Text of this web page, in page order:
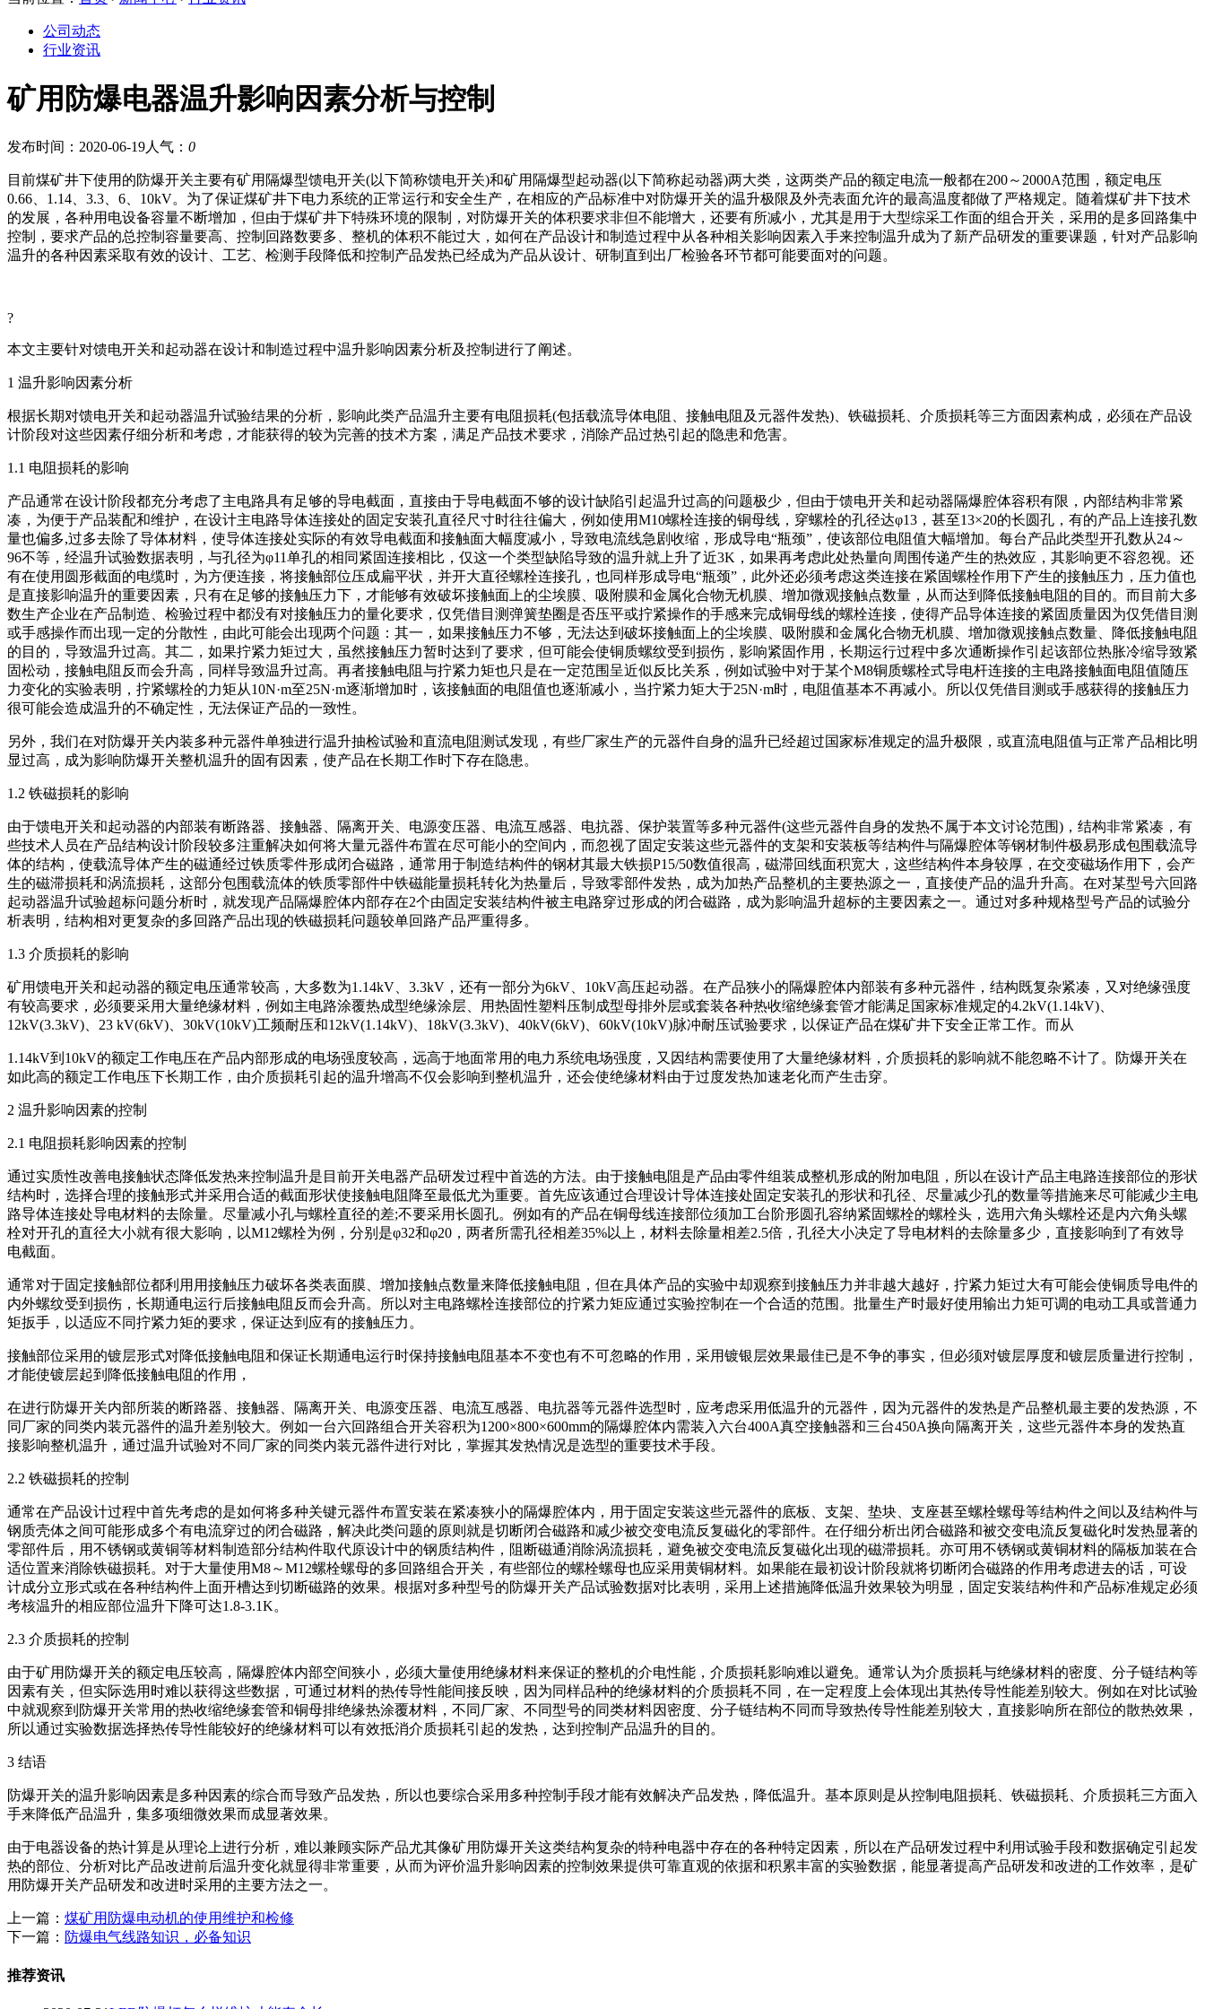
公司动态
行业资讯
矿用防爆电器温升影响因素分析与控制
发布时间：2020-06-19人气： 0
目前煤矿井下使用的防爆开关主要有矿用隔爆型馈电开关(以下简称馈电开关)和矿用隔爆型起动器(以下简称起动器)两大类，这两类产品的额定电流一般都在200～2000A范围，额定电压
0.66、1.14、3.3、6、10kV。为了保证煤矿井下电力系统的正常运行和安全生产，在相应的产品标准中对防爆开关的温升极限及外壳表面允许的最高温度都做了严格规定。随着煤矿井下技术
的发展，各种用电设备容量不断增加，但由于煤矿井下特殊环境的限制，对防爆开关的体积要求非但不能增大，还要有所减小，尤其是用于大型综采工作面的组合开关，采用的是多回路集中
控制，要求产品的总控制容量要高、控制回路数要多、整机的体积不能过大，如何在产品设计和制造过程中从各种相关影响因素入手来控制温升成为了新产品研发的重要课题，针对产品影响
温升的各种因素采取有效的设计、工艺、检测手段降低和控制产品发热已经成为产品从设计、研制直到出厂检验各环节都可能要面对的问题。
?
本文主要针对馈电开关和起动器在设计和制造过程中温升影响因素分析及控制进行了阐述。
1 温升影响因素分析
根据长期对馈电开关和起动器温升试验结果的分析，影响此类产品温升主要有电阻损耗(包括载流导体电阻、接触电阻及元器件发热)、铁磁损耗、介质损耗等三方面因素构成，必须在产品设
计阶段对这些因素仔细分析和考虑，才能获得的较为完善的技术方案，满足产品技术要求，消除产品过热引起的隐患和危害。
1.1 电阻损耗的影响
产品通常在设计阶段都充分考虑了主电路具有足够的导电截面，直接由于导电截面不够的设计缺陷引起温升过高的问题极少，但由于馈电开关和起动器隔爆腔体容积有限，内部结构非常紧
凑，为便于产品装配和维护，在设计主电路导体连接处的固定安装孔直径尺寸时往往偏大，例如使用M10螺栓连接的铜母线，穿螺栓的孔径达φ13，甚至13×20的长圆孔，有的产品上连接孔数
量也偏多,过多去除了导体材料，使导体连接处实际的有效导电截面和接触面大幅度减小，导致电流线急剧收缩，形成导电“瓶颈”，使该部位电阻值大幅增加。每台产品此类型开孔数从24～
96不等，经温升试验数据表明，与孔径为φ11单孔的相同紧固连接相比，仅这一个类型缺陷导致的温升就上升了近3K，如果再考虑此处热量向周围传递产生的热效应，其影响更不容忽视。还
有在使用圆形截面的电缆时，为方便连接，将接触部位压成扁平状，并开大直径螺栓连接孔，也同样形成导电“瓶颈”，此外还必须考虑这类连接在紧固螺栓作用下产生的接触压力，压力值也
是直接影响温升的重要因素，只有在足够的接触压力下，才能够有效破坏接触面上的尘埃膜、吸附膜和金属化合物无机膜、增加微观接触点数量，从而达到降低接触电阻的目的。而目前大多
数生产企业在产品制造、检验过程中都没有对接触压力的量化要求，仅凭借目测弹簧垫圈是否压平或拧紧操作的手感来完成铜母线的螺栓连接，使得产品导体连接的紧固质量因为仅凭借目测
或手感操作而出现一定的分散性，由此可能会出现两个问题：其一，如果接触压力不够，无法达到破坏接触面上的尘埃膜、吸附膜和金属化合物无机膜、增加微观接触点数量、降低接触电阻
的目的，导致温升过高。其二，如果拧紧力矩过大，虽然接触压力暂时达到了要求，但可能会使铜质螺纹受到损伤，影响紧固作用，长期运行过程中多次通断操作引起该部位热胀冷缩导致紧
固松动，接触电阻反而会升高，同样导致温升过高。再者接触电阻与拧紧力矩也只是在一定范围呈近似反比关系，例如试验中对于某个M8铜质螺栓式导电杆连接的主电路接触面电阻值随压
力变化的实验表明，拧紧螺栓的力矩从10N·m至25N·m逐渐增加时，该接触面的电阻值也逐渐减小，当拧紧力矩大于25N·m时，电阻值基本不再减小。所以仅凭借目测或手感获得的接触压力
很可能会造成温升的不确定性，无法保证产品的一致性。
另外，我们在对防爆开关内装多种元器件单独进行温升抽检试验和直流电阻测试发现，有些厂家生产的元器件自身的温升已经超过国家标准规定的温升极限，或直流电阻值与正常产品相比明
显过高，成为影响防爆开关整机温升的固有因素，使产品在长期工作时下存在隐患。
1.2 铁磁损耗的影响
由于馈电开关和起动器的内部装有断路器、接触器、隔离开关、电源变压器、电流互感器、电抗器、保护装置等多种元器件(这些元器件自身的发热不属于本文讨论范围)，结构非常紧凑，有
些技术人员在产品结构设计阶段较多注重解决如何将大量元器件布置在尽可能小的空间内，而忽视了固定安装这些元器件的支架和安装板等结构件与隔爆腔体等钢材制件极易形成包围载流导
体的结构，使载流导体产生的磁通经过铁质零件形成闭合磁路，通常用于制造结构件的钢材其最大铁损P15/50数值很高，磁滞回线面积宽大，这些结构件本身较厚，在交变磁场作用下，会产
生的磁滞损耗和涡流损耗，这部分包围载流体的铁质零部件中铁磁能量损耗转化为热量后，导致零部件发热，成为加热产品整机的主要热源之一，直接使产品的温升升高。在对某型号六回路
起动器温升试验超标问题分析时，就发现产品隔爆腔体内部存在2个由固定安装结构件被主电路穿过形成的闭合磁路，成为影响温升超标的主要因素之一。通过对多种规格型号产品的试验分
析表明，结构相对更复杂的多回路产品出现的铁磁损耗问题较单回路产品严重得多。
1.3 介质损耗的影响
矿用馈电开关和起动器的额定电压通常较高，大多数为1.14kV、3.3kV，还有一部分为6kV、10kV高压起动器。在产品狭小的隔爆腔体内部装有多种元器件，结构既复杂紧凑，又对绝缘强度
有较高要求，必须要采用大量绝缘材料，例如主电路涂覆热成型绝缘涂层、用热固性塑料压制成型母排外层或套装各种热收缩绝缘套管才能满足国家标准规定的4.2kV(1.14kV)、
12kV(3.3kV)、23 kV(6kV)、30kV(10kV)工频耐压和12kV(1.14kV)、18kV(3.3kV)、40kV(6kV)、60kV(10kV)脉冲耐压试验要求，以保证产品在煤矿井下安全正常工作。而从
1.14kV到10kV的额定工作电压在产品内部形成的电场强度较高，远高于地面常用的电力系统电场强度，又因结构需要使用了大量绝缘材料，介质损耗的影响就不能忽略不计了。防爆开关在
如此高的额定工作电压下长期工作，由介质损耗引起的温升增高不仅会影响到整机温升，还会使绝缘材料由于过度发热加速老化而产生击穿。
2 温升影响因素的控制
2.1 电阻损耗影响因素的控制
通过实质性改善电接触状态降低发热来控制温升是目前开关电器产品研发过程中首选的方法。由于接触电阻是产品由零件组装成整机形成的附加电阻，所以在设计产品主电路连接部位的形状
结构时，选择合理的接触形式并采用合适的截面形状使接触电阻降至最低尤为重要。首先应该通过合理设计导体连接处固定安装孔的形状和孔径、尽量减少孔的数量等措施来尽可能减少主电
路导体连接处导电材料的去除量。尽量减小孔与螺栓直径的差;不要采用长圆孔。例如有的产品在铜母线连接部位须加工台阶形圆孔容纳紧固螺栓的螺栓头，选用六角头螺栓还是内六角头螺
栓对开孔的直径大小就有很大影响，以M12螺栓为例，分别是φ32和φ20，两者所需孔径相差35%以上，材料去除量相差2.5倍，孔径大小决定了导电材料的去除量多少，直接影响到了有效导
电截面。
通常对于固定接触部位都利用用接触压力破坏各类表面膜、增加接触点数量来降低接触电阻，但在具体产品的实验中却观察到接触压力并非越大越好，拧紧力矩过大有可能会使铜质导电件的
内外螺纹受到损伤，长期通电运行后接触电阻反而会升高。所以对主电路螺栓连接部位的拧紧力矩应通过实验控制在一个合适的范围。批量生产时最好使用输出力矩可调的电动工具或普通力
矩扳手，以适应不同拧紧力矩的要求，保证达到应有的接触压力。
接触部位采用的镀层形式对降低接触电阻和保证长期通电运行时保持接触电阻基本不变也有不可忽略的作用，采用镀银层效果最佳已是不争的事实，但必须对镀层厚度和镀层质量进行控制，
才能使镀层起到降低接触电阻的作用，
在进行防爆开关内部所装的断路器、接触器、隔离开关、电源变压器、电流互感器、电抗器等元器件选型时，应考虑采用低温升的元器件，因为元器件的发热是产品整机最主要的发热源，不
同厂家的同类内装元器件的温升差别较大。例如一台六回路组合开关容积为1200×800×600mm的隔爆腔体内需装入六台400A真空接触器和三台450A换向隔离开关，这些元器件本身的发热直
接影响整机温升，通过温升试验对不同厂家的同类内装元器件进行对比，掌握其发热情况是选型的重要技术手段。
2.2 铁磁损耗的控制
通常在产品设计过程中首先考虑的是如何将多种关键元器件布置安装在紧凑狭小的隔爆腔体内，用于固定安装这些元器件的底板、支架、垫块、支座甚至螺栓螺母等结构件之间以及结构件与
钢质壳体之间可能形成多个有电流穿过的闭合磁路，解决此类问题的原则就是切断闭合磁路和减少被交变电流反复磁化的零部件。在仔细分析出闭合磁路和被交变电流反复磁化时发热显著的
零部件后，用不锈钢或黄铜等材料制造部分结构件取代原设计中的钢质结构件，阻断磁通消除涡流损耗，避免被交变电流反复磁化出现的磁滞损耗。亦可用不锈钢或黄铜材料的隔板加装在合
适位置来消除铁磁损耗。对于大量使用M8～M12螺栓螺母的多回路组合开关，有些部位的螺栓螺母也应采用黄铜材料。如果能在最初设计阶段就将切断闭合磁路的作用考虑进去的话，可设
计成分立形式或在各种结构件上面开槽达到切断磁路的效果。根据对多种型号的防爆开关产品试验数据对比表明，采用上述措施降低温升效果较为明显，固定安装结构件和产品标准规定必须
考核温升的相应部位温升下降可达1.8-3.1K。
2.3 介质损耗的控制
由于矿用防爆开关的额定电压较高，隔爆腔体内部空间狭小，必须大量使用绝缘材料来保证的整机的介电性能，介质损耗影响难以避免。通常认为介质损耗与绝缘材料的密度、分子链结构等
因素有关，但实际选用时难以获得这些数据，可通过材料的热传导性能间接反映，因为同样品种的绝缘材料的介质损耗不同，在一定程度上会体现出其热传导性能差别较大。例如在对比试验
中就观察到防爆开关常用的热收缩绝缘套管和铜母排绝缘热涂覆材料，不同厂家、不同型号的同类材料因密度、分子链结构不同而导致热传导性能差别较大，直接影响所在部位的散热效果，
所以通过实验数据选择热传导性能较好的绝缘材料可以有效抵消介质损耗引起的发热，达到控制产品温升的目的。
3 结语
防爆开关的温升影响因素是多种因素的综合而导致产品发热，所以也要综合采用多种控制手段才能有效解决产品发热，降低温升。基本原则是从控制电阻损耗、铁磁损耗、介质损耗三方面入
手来降低产品温升，集多项细微效果而成显著效果。
由于电器设备的热计算是从理论上进行分析，难以兼顾实际产品尤其像矿用防爆开关这类结构复杂的特种电器中存在的各种特定因素，所以在产品研发过程中利用试验手段和数据确定引起发
热的部位、分析对比产品改进前后温升变化就显得非常重要，从而为评价温升影响因素的控制效果提供可靠直观的依据和积累丰富的实验数据，能显著提高产品研发和改进的工作效率，是矿
用防爆开关产品研发和改进时采用的主要方法之一。
上一篇： 煤矿用防爆电动机的使用维护和检修
下一篇： 防爆电气线路知识，必备知识
推荐资讯